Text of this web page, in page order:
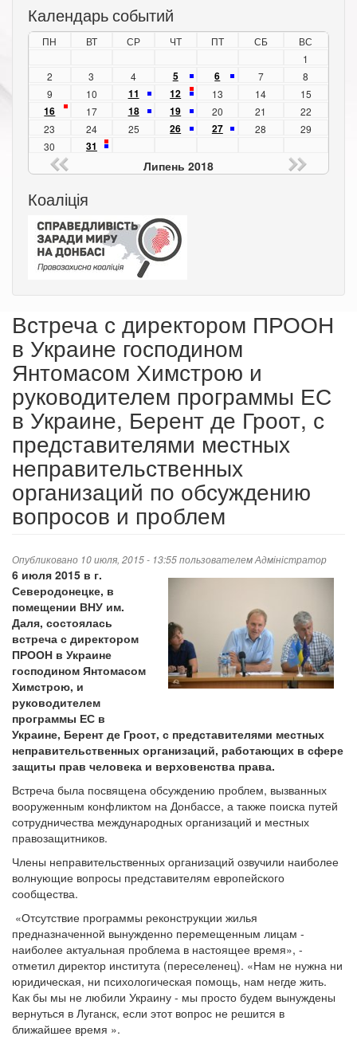
Календарь событий
ПН ВТ СР ЧТ ПТ СБ
ВС
1
2
3 4 5 6 7
8
9
10 11 12 13 14 15
16 17 18 19 20 21
22
23
24 25 26 27 28
29
30
31
Липень 2018
Коаліція
Встреча с директором ПРООН
в Украине господином
Янтомасом Химстрою и
руководителем программы ЕС
в Украине, Берент де Гроот, с
представителями местных
неправительственных
организаций по обсуждению
вопросов и проблем
Опубликовано 10 июля, 2015 - 13:55 пользователемАдміністратор
6 июля 2015 в г.
Северодонецке, в
помещении ВНУ им.
Даля, состоялась
встреча с директором
ПРООН в Украине
господином Янтомасом
Химстрою, и
руководителем
программы ЕС в
Украине, Берент де Гроот, с представителями местных
неправительственных организаций, работающих в сфере
защиты прав человека и верховенства права.
Встреча была посвящена обсуждению проблем, вызванных
вооруженным конфликтом на Донбассе, а также поиска путей
сотрудничества международных организаций и местных
правозащитников.
Члены неправительственных организаций озвучили наиболее
волнующие вопросы представителям европейского
сообщества.
«Отсутствие программы реконструкции жилья
предназначенной вынужденно перемещенным лицам -
наиболее актуальная проблема в настоящее время», -
отметил директор института (переселенец). «Нам не нужна ни
юридическая, ни психологическая помощь, нам негде жить.
Как бы мы не любили Украину - мы просто будем вынуждены
вернуться в Луганск, если этот вопрос не решится в
ближайшее время ».